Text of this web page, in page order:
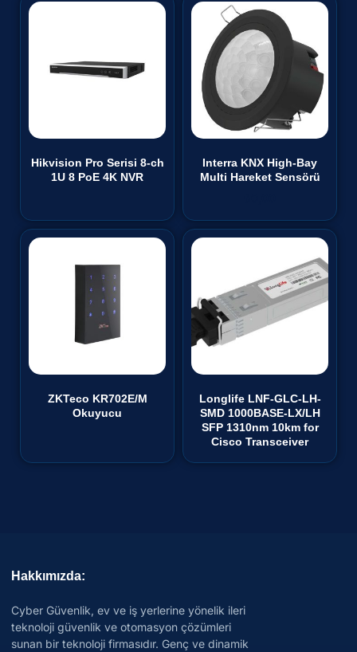
Hikvision Pro Serisi 8-ch
1U 8 PoE 4K NVR
Interra KNX High-Bay
Multi Hareket Sensörü
ZKTeco KR702E/M
Okuyucu
Longlife LNF-GLC-LH-
SMD 1000BASE-LX/LH
SFP 1310nm 10km for
Cisco Transceiver
Hakkımızda:
Cyber Güvenlik, ev ve iş yerlerine yönelik ileri
teknoloji güvenlik ve otomasyon çözümleri
sunan bir teknoloji firmasıdır. Genç ve dinamik